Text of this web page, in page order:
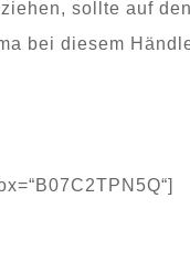
sollte auf
bei diesem